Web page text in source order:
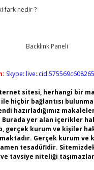
fark nedir ?
Skype:
sitesi, herhangi bir
hiçbir bağlantısı
hazırladığımız
Burada yer alan içerikler
gerçek kurum ve kişiler
Gerçek kurum ve
tesadüfidir.
tavsiye niteliği